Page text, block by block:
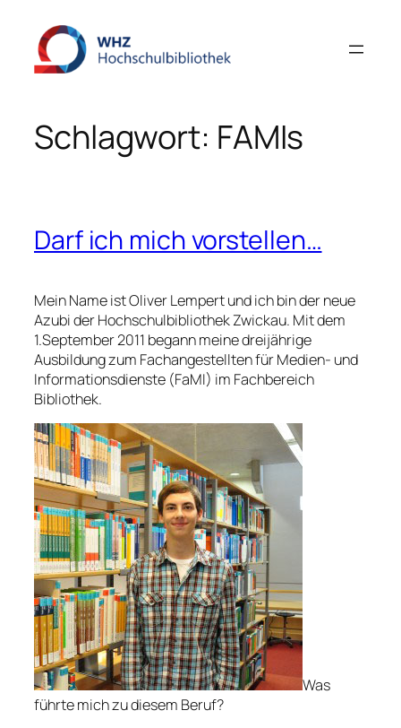
Inhalt
springen
Schlagwort: FAMIs
Darf ich mich vorstellen…
Mein Name ist Oliver Lempert und ich bin der neue
Azubi der Hochschulbibliothek Zwickau. Mit dem
1.September 2011 begann meine dreijährige
Ausbildung zum Fachangestellten für Medien- und
Informationsdienste (FaMI) im Fachbereich
Bibliothek.
Was
führte mich zu diesem Beruf?